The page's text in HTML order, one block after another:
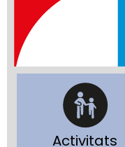
Activitats